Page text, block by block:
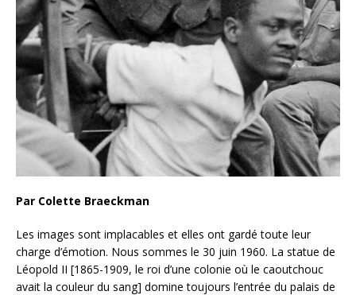
Par Colette Braeckman
Les images sont implacables et elles ont gardé toute leur
charge d’émotion. Nous sommes le 30 juin 1960. La statue de
Léopold II [1865-1909, le roi d’une colonie où le caoutchouc
avait la couleur du sang] domine toujours l’entrée du palais de